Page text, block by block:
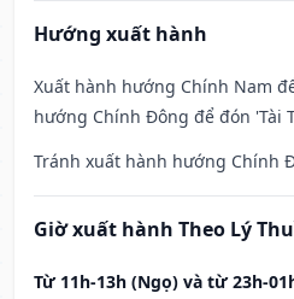
Hướng xuất hành
Xuất hành hướng Chính Nam
hướng Chính Đông để đón 'Tài
Tránh xuất hành hướng Chính
Giờ xuất hành Theo Lý
Từ 11h-13h (Ngọ) và từ 23h-